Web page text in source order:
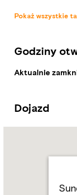
PRZEKĄSKI
Pokaż wszystkie
Godziny
Aktualnie
Dojazd